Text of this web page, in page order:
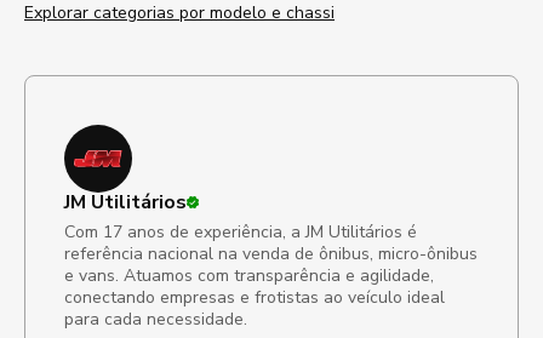
Explorar categorias por modelo e chassi
JM Utilitários
Com 17 anos de experiência, a JM Utilitários é
referência nacional na venda de ônibus, micro-ônibus
e vans. Atuamos com transparência e agilidade,
conectando empresas e frotistas ao veículo ideal
para cada necessidade.